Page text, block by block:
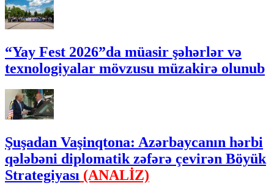
“Yay Fest 2026”da müasir şəhərlər və
texnologiyalar mövzusu müzakirə olunub
Şuşadan Vaşinqtona: Azərbaycanın hərbi
qələbəni diplomatik zəfərə çevirən Böyük
Strategiyası (ANALİZ)